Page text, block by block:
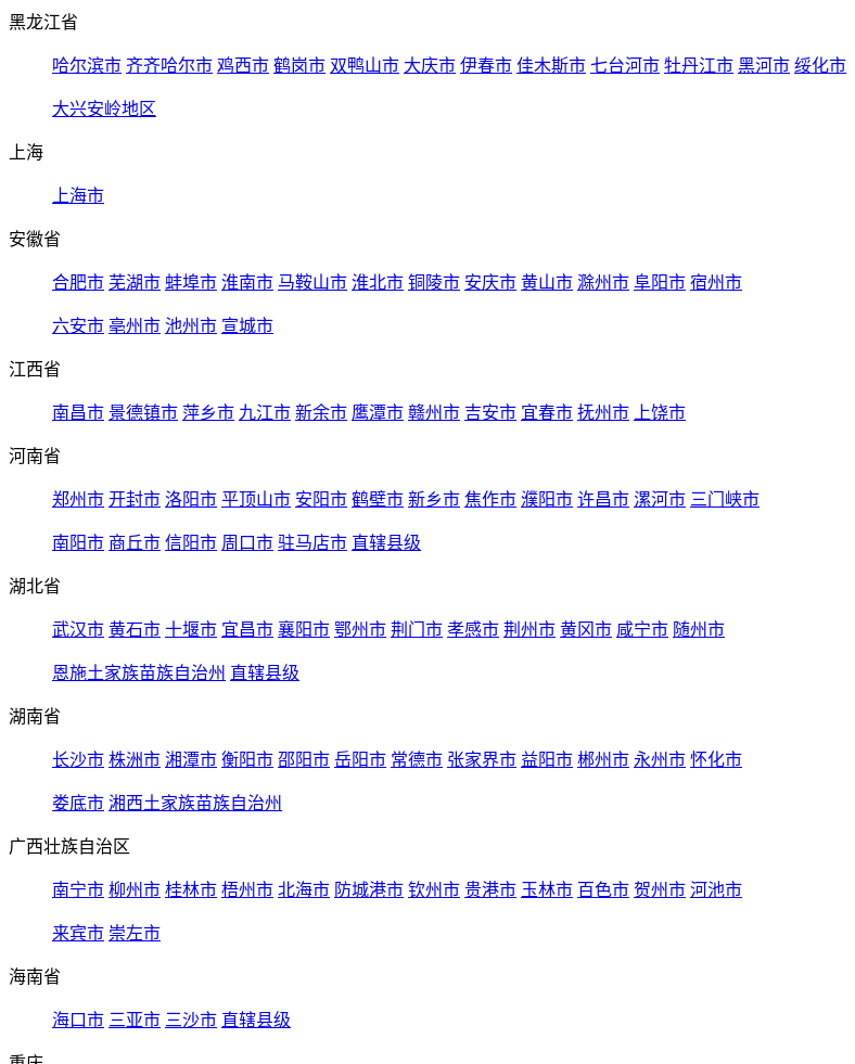
黑龙江省
哈尔滨市 齐齐哈尔市 鸡西市 鹤岗市 双鸭山市 大庆市 伊春市 佳木斯市 七台河市 牡丹江市 黑河市 绥化市
大兴安岭地区
上海
上海市
安徽省
合肥市 芜湖市 蚌埠市 淮南市 马鞍山市 淮北市 铜陵市 安庆市 黄山市 滁州市 阜阳市 宿州市
六安市 亳州市 池州市 宣城市
江西省
南昌市 景德镇市 萍乡市 九江市 新余市 鹰潭市 赣州市 吉安市 宜春市 抚州市 上饶市
河南省
郑州市 开封市 洛阳市 平顶山市 安阳市 鹤壁市 新乡市 焦作市 濮阳市 许昌市 漯河市 三门峡市
南阳市 商丘市 信阳市 周口市 驻马店市 直辖县级
湖北省
武汉市 黄石市 十堰市 宜昌市 襄阳市 鄂州市 荆门市 孝感市 荆州市 黄冈市 咸宁市 随州市
恩施土家族苗族自治州 直辖县级
湖南省
长沙市 株洲市 湘潭市 衡阳市 邵阳市 岳阳市 常德市 张家界市 益阳市 郴州市 永州市 怀化市
娄底市 湘西土家族苗族自治州
广西壮族自治区
南宁市 柳州市 桂林市 梧州市 北海市 防城港市 钦州市 贵港市 玉林市 百色市 贺州市 河池市
来宾市 崇左市
海南省
海口市 三亚市 三沙市 直辖县级